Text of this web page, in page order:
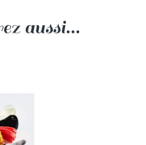
aussi...